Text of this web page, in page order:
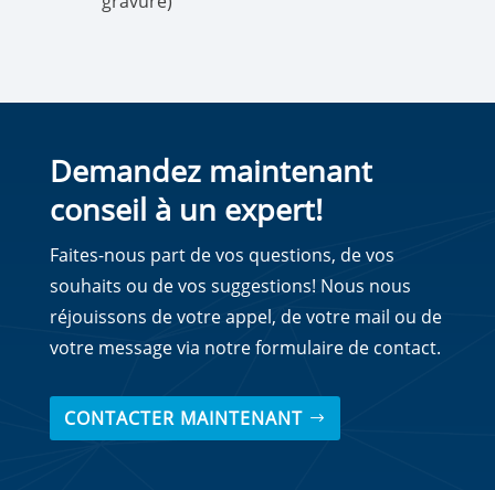
Demandez maintenant
conseil à un expert!
Faites-nous part de vos questions, de vos
souhaits ou de vos suggestions! Nous nous
réjouissons de votre appel, de votre mail ou de
votre message via notre formulaire de contact.
CONTACTER MAINTENANT